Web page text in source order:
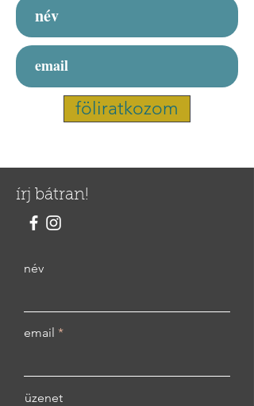
föliratkozom
írj bátran!
név
email
üzenet